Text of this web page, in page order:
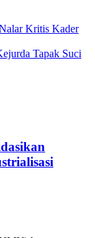
Kritis Kader
Tapak Suci